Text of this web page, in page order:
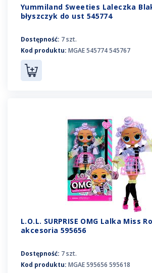
Yummiland Sweeties Laleczka
błyszczyk do ust 545774
Dostępność: 7 szt.
Kod produktu: MGAE 545774 545767
L.O.L. SURPRISE OMG Lalka Miss
akcesoria 595656
Dostępność: 7 szt.
Kod produktu: MGAE 595656 595618